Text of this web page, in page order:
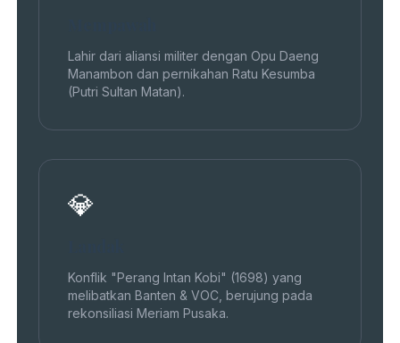
Lahir dari aliansi militer dengan Opu Daeng
Manambon dan pernikahan Ratu Kesumba
(Putri Sultan Matan).
💎
Konflik "Perang Intan Kobi" (1698) yang
melibatkan Banten & VOC, berujung pada
rekonsiliasi Meriam Pusaka.